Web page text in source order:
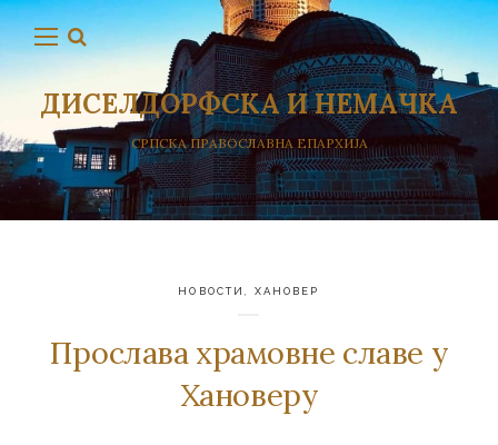
ДИСЕЛДОРФСКА И НЕМАЧКА
СРПСКА ПРАВОСЛАВНА ЕПАРХИЈА
НОВОСТИ ХАНОВЕР
Прослава храмовне славе у
Хановеру